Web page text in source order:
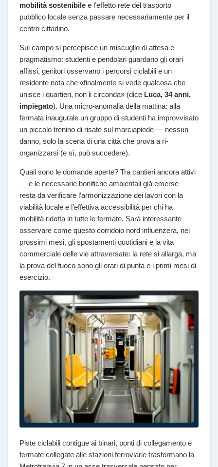
mobilità sostenibile e l’effetto rete del trasporto
pubblico locale senza passare necessariamente per il
centro cittadino.
Sul campo si percepisce un miscuglio di attesa e
pragmatismo: studenti e pendolari guardano gli orari
affissi, genitori osservano i percorsi ciclabili e un
residente nota che «finalmente si vede qualcosa che
unisce i quartieri, non li circonda» (dice Luca, 34 anni,
impiegato). Una micro-anomalia della mattina: alla
fermata inaugurale un gruppo di studenti ha improvvisato
un piccolo trenino di risate sul marciapiede — nessun
danno, solo la scena di una città che prova a ri-
organizzarsi (e sì, può succedere).
Quali sono le domande aperte? Tra cantieri ancora attivi
— e le necessarie bonifiche ambientali già emerse —
resta da verificare l’armonizzazione dei lavori con la
viabilità locale e l’effettiva accessibilità per chi ha
mobilità ridotta in tutte le fermate. Sarà interessante
osservare come questo corridoio nord influenzerà, nei
prossimi mesi, gli spostamenti quotidiani e la vita
commerciale delle vie attraversate: la rete si allarga, ma
la prova del fuoco sono gli orari di punta e i primi mesi di
esercizio.
Piste ciclabili contigue ai binari, ponti di collegamento e
fermate collegate alle stazioni ferroviarie trasformano la